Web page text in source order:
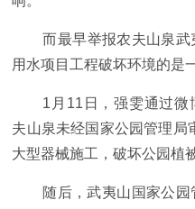
而最早举报农夫山泉
用水项目工程破坏环境的是
1月11日，强雯通过微
夫山泉未经国家公园管理局
大型器械施工，破坏公园植
随后，武夷山国家公